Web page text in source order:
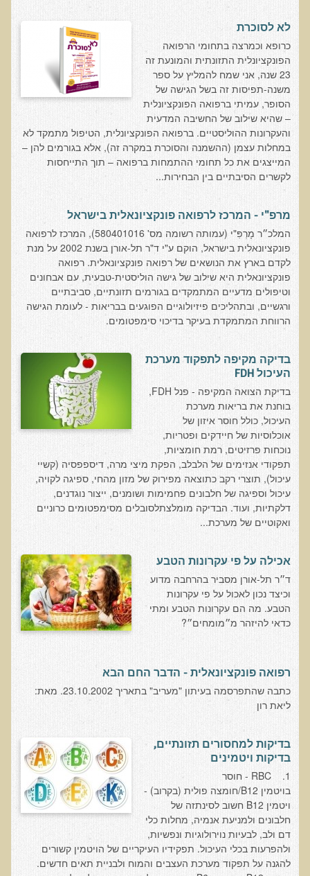
בדיקות למחסורים תזונתיים, בדיקות ויטמינים
בדיקות לקזיאו-מורפינים וגלוטיאו-מורפינים
שאלות ותשובות למעבדה
רשימת משאבים לפציינט
רשימת תוצרת מרוססת
רשימת מאכלים המכילים חומצה אוקסלית
דף כספית
רשימת מאכלים המכילים היסטמין
עשרת המזונות
עדויות מטופלים
תודה לך דוקטור על חוויה נהדרת
אדם ורופא שנותן לי אלטרנטיבה אחרת ממה שהרופאים שפגשתי נתנו
לי
​תודה לך עדיאל על הפגישה היום. מאד שמחתי על האווירה האופטימית
עצוב נורא לחשוב שכל כך הרבה אנשים מאמינים שכימותרפיה היא
התקווה היחידה כאשר מאובחנים עם סרטן
אנחנו מאושרים מאוד שביצענו ואת הבדיקה וממליצים בחום לכל מי
שסובל לעשות אותה.
הבריאות של כל המשפחה השתפרה
אסירי תודה לך על השבת הבריאות שלנו
תודה דר' עדיאל שהצלת את חיי!
ענבל ליבסקי, Bsc, ND
ד"ר גבריאל שמלוב MD
איפה נמצא ד"ר תל-אורן
מיהו ד"ר עדיאל תל-אורן
הארגון למזעור החשיפה האלקטרומגנטית
מרפ"י - המרכז לרפואה פונקציונאלית בישראל
הארגון העולמי לבריאות נפשית פונקציונאלית
הקלה בדיכאון חמור
לא לסוכרת
כרופא וכמרצה בתחומי הרפואה
הפונקציונלית התזונתית והמונעת זה
23 שנה, אני שמח להמליץ על ספר
משנה-תפיסות זה בשל הגישה של
הסופר, עמיתי ברפואה הפונקציונלית
– שהיא שילוב של החשיבה המדעית
והעקרונות ההוליסטיים. ברפואה הפונקציונלית, הטיפול מתמקד לא
במחלות עצמן (ההשמנה והסוכרת במקרה זה), אלא בגורמים להן –
המייצגים את כל תחומי ההתמחות ברפואה – תוך התייחסות
לקשרים הסיבתיים בין הבחירות...
מרפ"י - המרכז לרפואה פונקציונאלית בישראל
המלכ״ר מָרְפִּ"י (עמותה רשומה מס' 580401016), המרכז לרפואה
פונקציונאלית בישראל, הוקם ע"י ד"ר תל-אורן בשנת 2002 על מנת
לקדם בארץ את הנושאים של רפואה פונקציונאלית. רפואה
פונקציונאלית היא שילוב של גישה הוליסטית-טבעית, עם אבחונים
וטיפולים מדעיים המתמקדים בגורמים תזונתיים, סביבתיים
ורגשיים, ובתהליכים פיזיולוגיים הפוגעים בבריאות - לעומת הגישה
הרווחת המתמקדת בעיקר בדיכוי סימפטומים.
בדיקה מקיפה לתפקוד מערכת
העיכול FDH
בדיקת הצואה המקיפה - פנל FDH,
בוחנת את בריאות מערכת
העיכול, כולל חוסר איזון של
אוכלוסיות של חיידקים ופטריות,
נוכחות פרזיטים, רמת חומציות,
תפקודי אנזימים של הלבלב, הפקת מיצי מרה, דיספפסיה (קשיי
עיכול), תוצרי רקב כתוצאה מפירוק של מזון מהחי, ספיגה לקויה,
עיכול וספיגה של חלבונים פחמימות ושומנים, ייצור נוגדנים,
דלקתיות, ועוד. הבדיקה מומלצתלסובלים מסימפטומים כרוניים
ואקוטיים של מערכת...
אכילה על פי עקרונות הטבע
ד״ר תל-אורן מסביר בהרחבה מדוע
וכיצד נכון לאכול על פי עקרונות
הטבע. מה הם עקרונות הטבע ומתי
כדאי להיזהר מ״מומחים״?
רפואה פונקציונאלית - הדבר החם הבא
כתבה שהתפרסמה בעיתון "מעריב" בתאריך 23.10.2002. מאת:
ליאת רון
בדיקות למחסורים תזונתיים,
בדיקות ויטמינים
1. RBC - חוסר
בויטמין B12/חומצה פולית (בקרוב) -
ויטמין B12 חשוב לסינתזה של
חלבונים ולמניעת אנמיה, מחלות כלי
דם ולב, לבעיות נוירולוגיות ונפשיות,
ולהפרעות בכלי העיכול. תפקידיו העיקריים של הויטמין קשורים
להגנה על תפקוד מערכת העצבים והמוח ולבניית תאים חדשים.